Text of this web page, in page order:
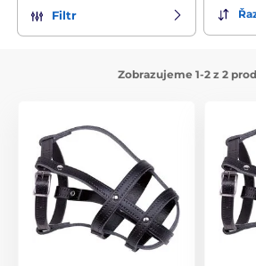
Filtr
Zobrazujeme 1-2 z 2